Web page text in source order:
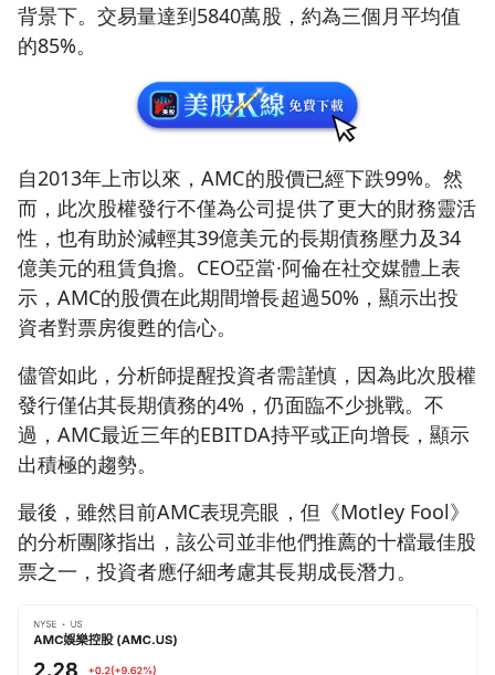
背景下。交易量達到5840萬股，約為三個月平均值
的85%。
自2013年上市以來，AMC的股價已經下跌99%。然
而，此次股權發行不僅為公司提供了更大的財務靈活
性，也有助於減輕其39億美元的長期債務壓力及34
億美元的租賃負擔。CEO亞當·阿倫在社交媒體上表
示，AMC的股價在此期間增長超過50%，顯示出投
資者對票房復甦的信心。
儘管如此，分析師提醒投資者需謹慎，因為此次股權
發行僅佔其長期債務的4%，仍面臨不少挑戰。不
過，AMC最近三年的EBITDA持平或正向增長，顯示
出積極的趨勢。
最後，雖然目前AMC表現亮眼，但《Motley Fool》
的分析團隊指出，該公司並非他們推薦的十檔最佳股
票之一，投資者應仔細考慮其長期成長潛力。